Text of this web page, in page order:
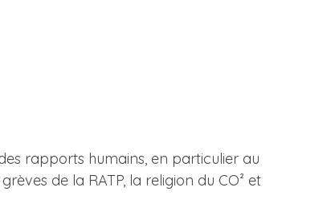
rapports humains, en particulier au
de la RATP, la religion du CO² et